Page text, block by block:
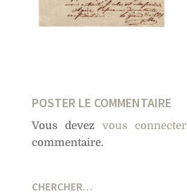
POSTER LE COMMENTAIRE
Vous devez vous connecter
commentaire.
CHERCHER…